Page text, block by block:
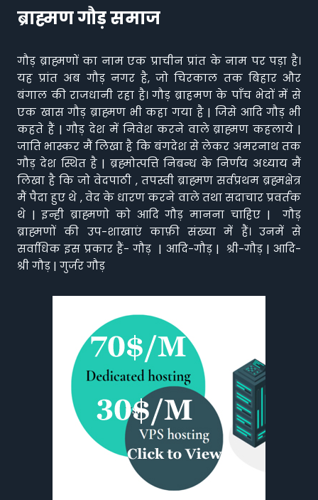
ब्राह्मण गौड़ समाज
गौड़ ब्राह्मणों का नाम एक प्राचीन प्रांत के नाम पर पड़ा है।
यह प्रांत अब गौड़ नगर है, जो चिरकाल तक बिहार और
बंगाल की राजधानी रहा है। गौड़ ब्राहमण के पाँच भेदों में से
एक खास गौड़ ब्राह्मण भी कहा गया है | जिसे आदि गौड़ भी
कहते हैं | गौड़ देश में निवेश करने वाले ब्राह्मण कहलाये |
जाति भास्कर मैं लिखा है कि बंगदेश से लेकर अमरनाथ तक
गौड़ देश स्थित है | ब्रह्मोत्पत्ति निबन्ध के निर्णय अध्याय मैं
लिखा है कि जो वेदपाठी , तपस्वी ब्राह्मण सर्वप्रथम ब्रह्मक्षेत्र
मैं पैदा हुए थे , वेद के धारण करने वाले तथा सदाचार प्रवर्तक
थे | इन्ही ब्राह्मणो को आदि गौड़ मानना चाहिए | गौड़
ब्राह्मणों की उप-शाखाएं काफ़ी संख्या में हैं। उनमें से
सर्वाधिक इस प्रकार हैं- गौड़ | आदि-गौड़ | श्री-गौड़ | आदि-
श्री गौड़ | गुर्जर गौड़